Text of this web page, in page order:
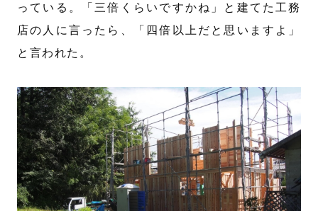
っている。「三倍くらいですかね」と建てた工務
店の人に言ったら、「四倍以上だと思いますよ」
と言われた。